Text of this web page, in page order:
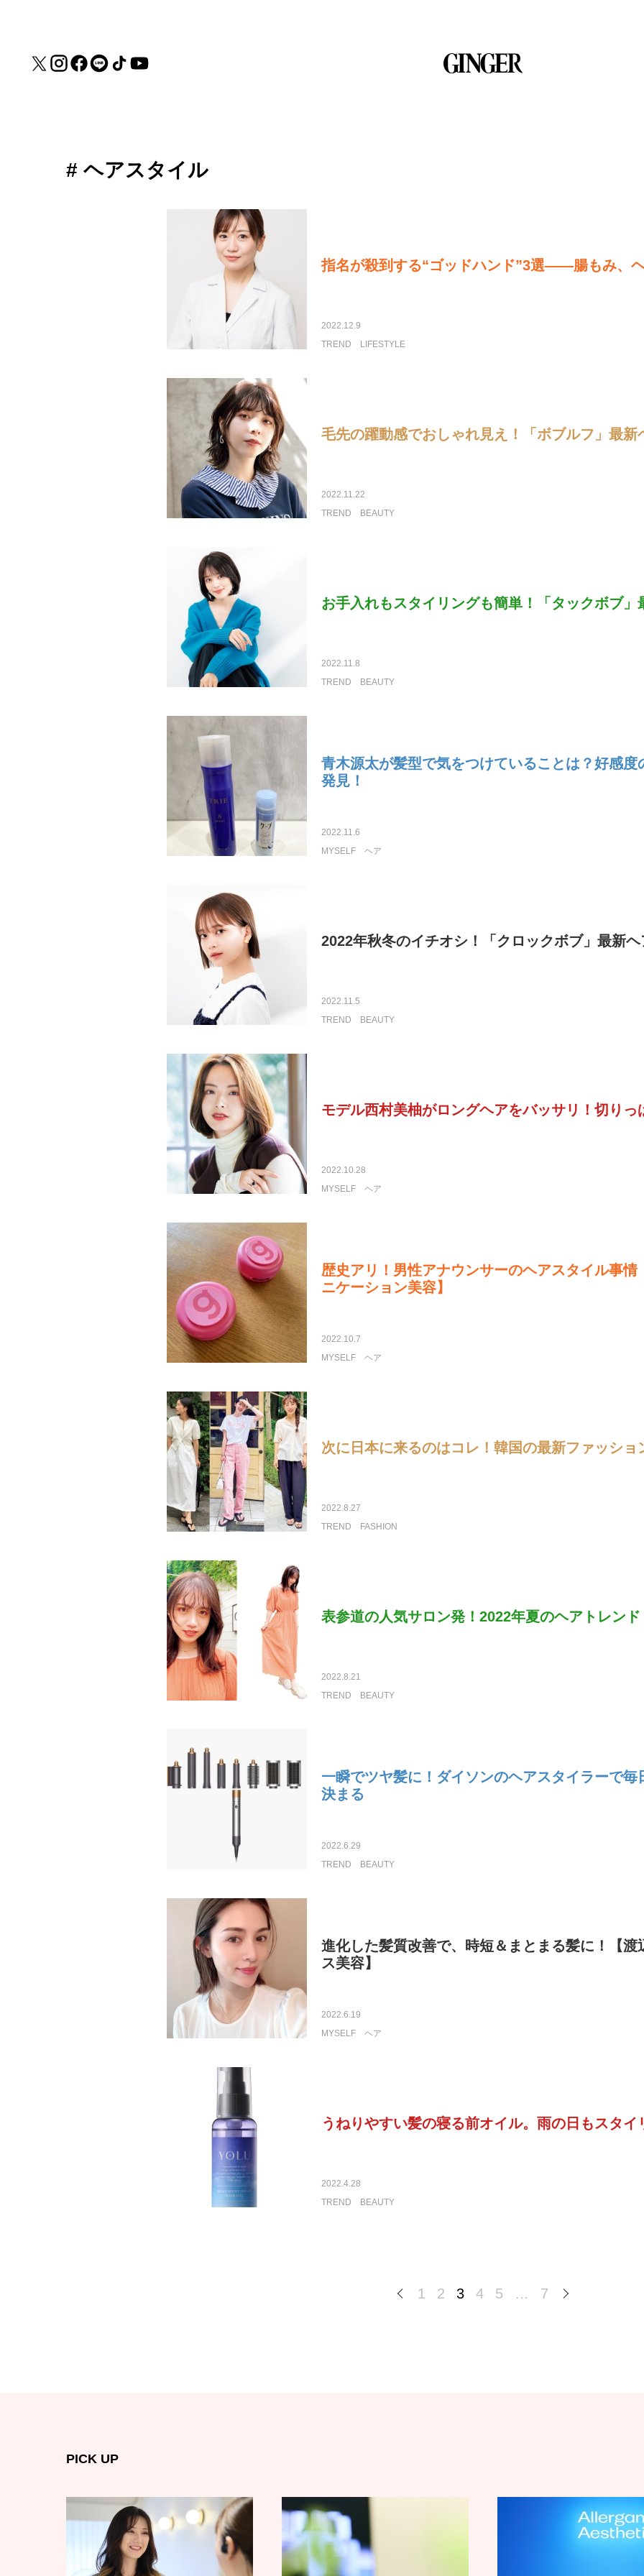
# ヘアスタイル
指名が殺到する“ゴッドハンド”3選――腸もみ、ヘ
2022.12.9
TREND
LIFESTYLE
毛先の躍動感でおしゃれ見え！「ボブルフ」最新
2022.11.22
TREND
BEAUTY
お手入れもスタイリングも簡単！「タックボブ」
2022.11.8
TREND
BEAUTY
青木源太が髪型で気をつけていることは？好感度
発見！
2022.11.6
MYSELF
ヘア
2022年秋冬のイチオシ！「クロックボブ」最新
2022.11.5
TREND
BEAUTY
モデル西村美柚がロングヘアをバッサリ！切りっ
2022.10.28
MYSELF
ヘア
歴史アリ！男性アナウンサーのヘアスタイル事情
ニケーション美容】
2022.10.7
MYSELF
ヘア
次に日本に来るのはコレ！韓国の最新ファッショ
2022.8.27
TREND
FASHION
表参道の人気サロン発！2022年夏のヘアトレンド
2022.8.21
TREND
BEAUTY
一瞬でツヤ髪に！ダイソンのヘアスタイラーで毎
決まる
2022.6.29
TREND
BEAUTY
進化した髪質改善で、時短＆まとまる髪に！【渡
ス美容】
2022.6.19
MYSELF
ヘア
うねりやすい髪の寝る前オイル。雨の日もスタイ
2022.4.28
TREND
BEAUTY
1 2 3 4 5 … 7
PICK UP